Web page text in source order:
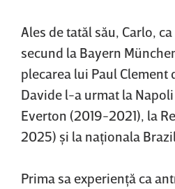
Ales de tatăl său, Carlo,
secund la Bayern
plecarea lui Paul
Davide l-a urmat la
Everton (2019-2021), la
2025) şi la naţionala
Prima sa experienţă ca